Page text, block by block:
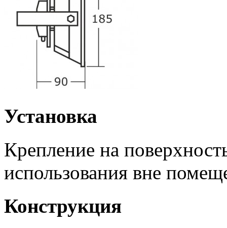
Установка
Крепление на
использования вне
Конструкция